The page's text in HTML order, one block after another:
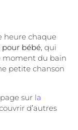
heure chaque
bébé, qui
moment du bain
petite chanson
sur la
d’autres